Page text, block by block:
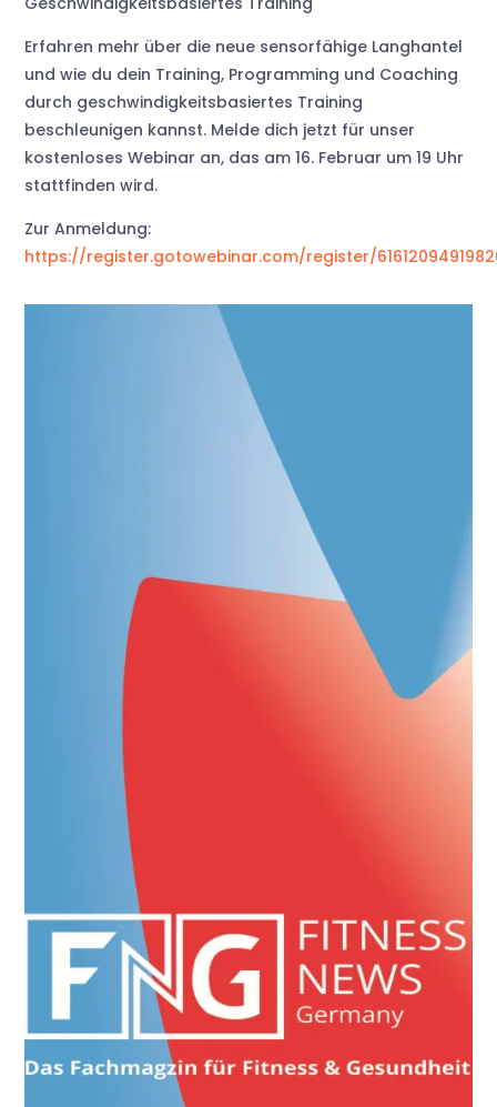
Erfahren mehr über die neue sensorfähige Langhantel
und wie du dein Training, Programming und Coaching
durch geschwindigkeitsbasiertes Training
beschleunigen kannst. Melde dich jetzt für unser
kostenloses Webinar an, das am 16. Februar um 19 Uhr
stattfinden wird.
Zur Anmeldung:
https://register.gotowebinar.com/register/